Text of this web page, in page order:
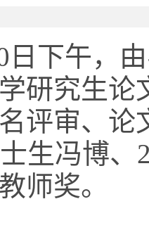
日下午，
研究生
评审、论
生冯博、
师奖。